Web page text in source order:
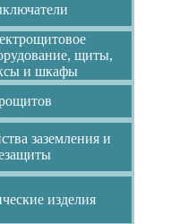
щиты,
и шкафы
заземления и
изделия